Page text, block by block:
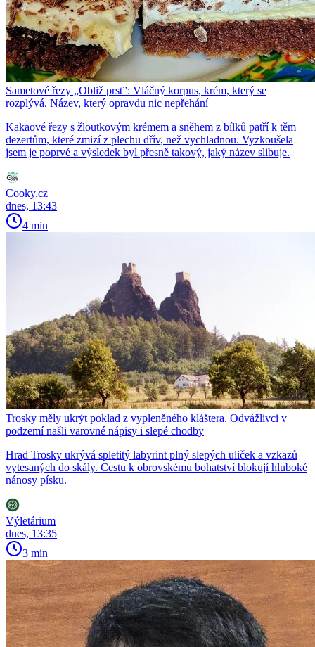
Sametové řezy „Obliž prst”: Vláčný korpus, krém, který se
rozplývá. Název, který opravdu nic nepřehání
Kakaové řezy s žloutkovým krémem a sněhem z bílků patří k těm
dezertům, které zmizí z plechu dřív, než vychladnou. Vyzkoušela
jsem je poprvé a výsledek byl přesně takový, jaký název slibuje.
Cooky.cz
dnes, 13:43
4 min
Trosky měly ukrýt poklad z vypleněného kláštera. Odvážlivci v
podzemí našli varovné nápisy i slepé chodby
Hrad Trosky ukrývá spletitý labyrint plný slepých uliček a vzkazů
vytesaných do skály. Cestu k obrovskému bohatství blokují hluboké
nánosy písku.
Výletárium
dnes, 13:35
3 min